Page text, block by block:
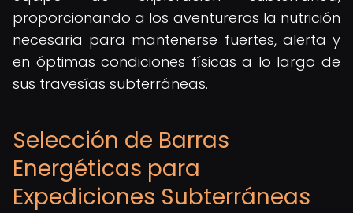
proporcionando a los aventureros la nutrición
necesaria para mantenerse fuertes, alerta y
en óptimas condiciones físicas a lo largo de
sus travesías subterráneas.
Selección de Barras
Energéticas para
Expediciones Subterráneas